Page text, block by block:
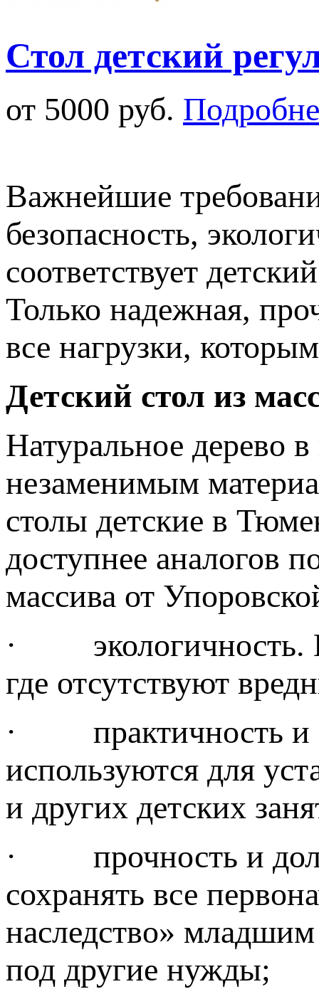
Стол детский
от 5000 руб.
Важнейшие
безопасность,
соответствует
Только надежная,
все нагрузки,
Детский стол из
Натуральное дерево в
незаменимым
столы детские в
доступнее аналогов
массива от
· экологичность.
где отсутствуют
· практичность и
используются для
и других детских
· прочность и
сохранять все
наследство»
под другие нужды;